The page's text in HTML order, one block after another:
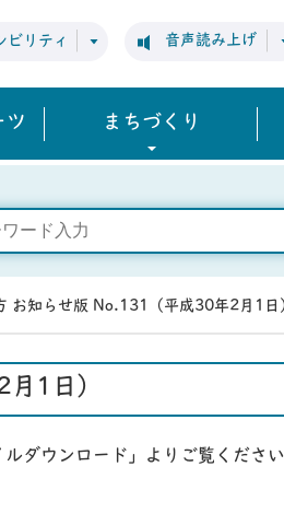
ビリティ 音声読み上げ
ツ まちづくり
お知らせ版 No.131（平成30年2月1日
1日）
ダウンロード」よりご覧くださ